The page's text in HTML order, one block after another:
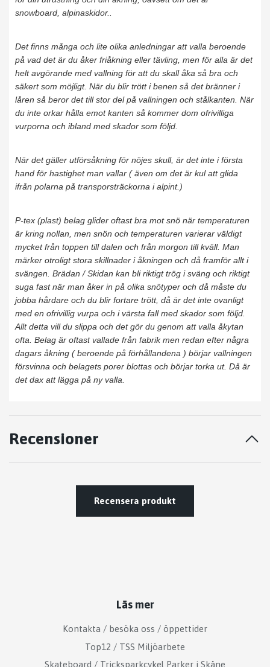
snowboard, alpinaskidor..
Det finns många och lite olika anledningar att valla beroende
på vad det är du åker friåkning eller tävling, men för alla är det
helt avgörande med vallning för att du skall åka så bra och
säkert som möjligt. När du blir trött i benen så det bränner i
låren så beror det till stor del på vallningen och stålkanten. När
du inte orkar hålla emot kanten så kommer dom ofrivilliga
vurporna och ibland med skador som följd.
När det gäller utförsåkning för nöjes skull, är det inte i första
hand för hastighet man vallar ( även om det är kul att glida
ifrån polarna på transporsträckorna i alpint.)
P-tex (plast) belag glider oftast bra mot snö när temperaturen
är kring nollan, men snön och temperaturen varierar väldigt
mycket från toppen till dalen och från morgon till kväll. Man
märker otroligt stora skillnader i åkningen och då framför allt i
svängen. Brädan / Skidan kan bli riktigt trög i sväng och riktigt
suga fast när man åker in på olika snötyper och då måste du
jobba hårdare och du blir fortare trött, då är det inte ovanligt
med en ofrivillig vurpa och i värsta fall med skador som följd.
Allt detta vill du slippa och det gör du genom att valla åkytan
ofta. Belag är oftast vallade från fabrik men redan efter några
dagars åkning ( beroende på förhållandena ) börjar vallningen
försvinna och belagets porer blottas och börjar torka ut. Då är
det dax att lägga på ny valla.
Recensioner
Recensera produkt
Läs mer
Kontakta / besöka oss / öppettider
Top12 / TSS Miljöarbete
Skateboard / Tricksparkcykel Parker i Skåne